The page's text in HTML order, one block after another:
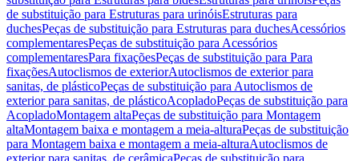
de substituição para Estruturas para urinóisEstruturas para
duchesPeças de substituição para Estruturas para duchesAcessórios
complementaresPeças de substituição para Acessórios
complementaresPara fixaçõesPeças de substituição para Para
fixaçõesAutoclismos de exteriorAutoclismos de exterior para
sanitas, de plásticoPeças de substituição para Autoclismos de
exterior para sanitas, de plásticoAcopladoPeças de substituição para
AcopladoMontagem altaPeças de substituição para Montagem
altaMontagem baixa e montagem a meia-alturaPeças de substituição
para Montagem baixa e montagem a meia-alturaAutoclismos de
exterior para sanitas, de cerâmicaPeças de substituição para